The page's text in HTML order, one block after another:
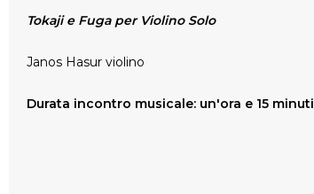
Tokaji e Fuga per Violino Solo
Janos Hasur violino
Durata incontro musicale: un'ora e 15 minuti